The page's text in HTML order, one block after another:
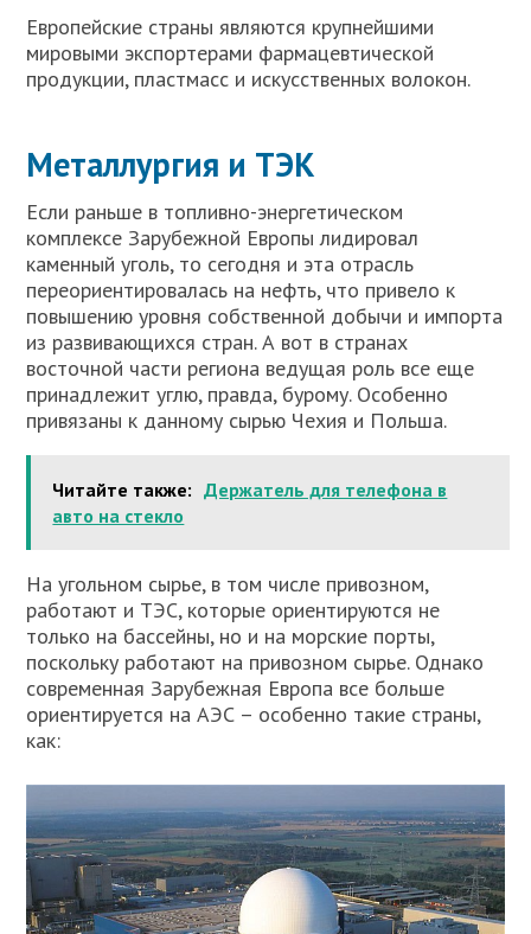
Европейские страны являются крупнейшими
мировыми экспортерами фармацевтической
продукции, пластмасс и искусственных волокон.
Металлургия и ТЭК
Если раньше в топливно-энергетическом
комплексе Зарубежной Европы лидировал
каменный уголь, то сегодня и эта отрасль
переориентировалась на нефть, что привело к
повышению уровня собственной добычи и импорта
из развивающихся стран. А вот в странах
восточной части региона ведущая роль все еще
принадлежит углю, правда, бурому. Особенно
привязаны к данному сырью Чехия и Польша.
Читайте также: Держатель для телефона в
авто на стекло
На угольном сырье, в том числе привозном,
работают и ТЭС, которые ориентируются не
только на бассейны, но и на морские порты,
поскольку работают на привозном сырье. Однако
современная Зарубежная Европа все больше
ориентируется на АЭС – особенно такие страны,
как: